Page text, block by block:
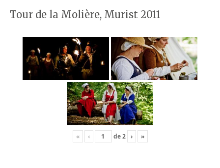
Tour de la Molière, Murist 2011
« ‹ de2 › »